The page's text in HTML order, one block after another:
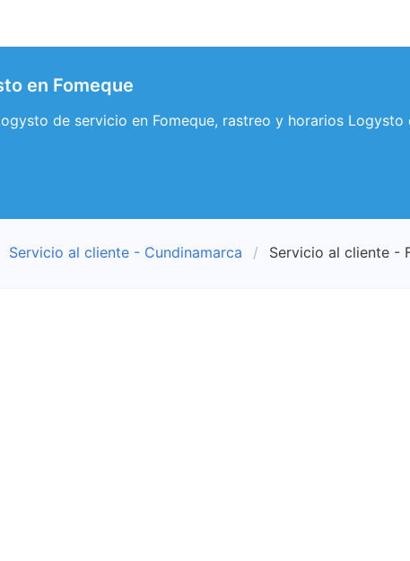
en Fomeque
de servicio en Fomeque, rastreo y horarios Logysto
Servicio al cliente - Cundinamarca Servicio al cliente -